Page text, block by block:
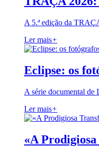
A 5.ª edição da
Ler mais+
Eclipse: os
A série documental de
Ler mais+
«A